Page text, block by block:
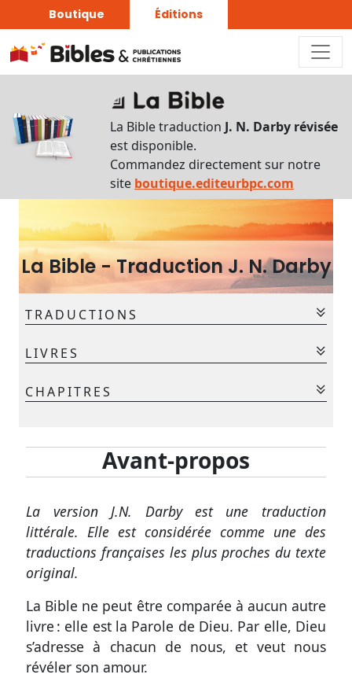
Boutique Éditions
La Bible traduction J. N. Darby révisée
est disponible.
Commandez directement sur notre
site boutique.editeurbpc.com
La Bible - Traduction J. N. Darby
TRADUCTIONS
La Bible - Traduction J. N. Darby
LIVRES
Ancien Testament
Est. Job Ps. Prov.
Joël
Amos Abd. Jon. Mich. Nah.
Hab.
Soph.
Agg. Zach. Mal.
Nouveau Testament
2 Cor.
Gal. Éph. Phil. Col. 1 Thes.
2 Thes.
1 Tim.
2 Tim. Tite Phm. Jac.
1 Pi.
2 Pi.
1 Jean 2 Jean
CHAPITRES
Avant-propos
La version J.N. Darby est une traduction
littérale. Elle est considérée comme une des
traductions françaises les plus proches du texte
original.
La Bible ne peut être comparée à aucun autre
livre : elle est la Parole de Dieu. Par elle, Dieu
s’adresse à chacun de nous, et veut nous
révéler son amour.
généraux
Signes
Abréviations
Écarts
de
numérotation
Autres
supports
Exemplaire
Télécharger
Nous
contacter
Signaler
une
erreur